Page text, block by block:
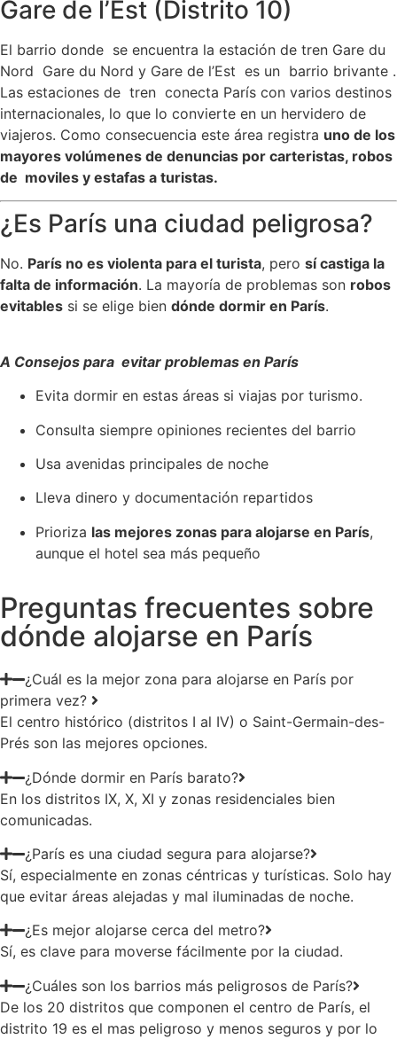
Gare de l’Est (Distrito 10)
El barrio donde se encuentra la estación de tren Gare du
Nord Gare du Nord y Gare de l’Est es un barrio brivante .
Las estaciones de tren conecta París con varios destinos
internacionales, lo que lo convierte en un hervidero de
viajeros. Como consecuencia este área registra uno de los
mayores volúmenes de denuncias por carteristas, robos
de moviles y estafas a turistas.
¿Es París una ciudad peligrosa?
No. París no es violenta para el turista, pero sí castiga la
falta de información. La mayoría de problemas son robos
evitables si se elige bien dónde dormir en París.
A Consejos para evitar problemas en París
Evita dormir en estas áreas si viajas por turismo.
Consulta siempre opiniones recientes del barrio
Usa avenidas principales de noche
Lleva dinero y documentación repartidos
Prioriza las mejores zonas para alojarse en París,
aunque el hotel sea más pequeño
Preguntas frecuentes sobre
dónde alojarse en París
¿Cuál es la mejor zona para alojarse en París por
primera vez?
El centro histórico (distritos I al IV) o Saint-Germain-des-
Prés son las mejores opciones.
¿Dónde dormir en París barato?
En los distritos IX, X, XI y zonas residenciales bien
comunicadas.
¿París es una ciudad segura para alojarse?
Sí, especialmente en zonas céntricas y turísticas. Solo hay
que evitar áreas alejadas y mal iluminadas de noche.
¿Es mejor alojarse cerca del metro?
Sí, es clave para moverse fácilmente por la ciudad.
¿Cuáles son los barrios más peligrosos de París?
De los 20 distritos que componen el centro de París, el
distrito 19 es el mas peligroso y menos seguros y por lo